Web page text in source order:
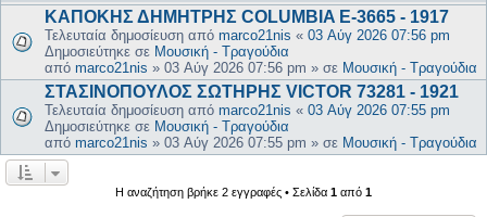
ΚΑΠΟΚΗΣ ΔΗΜΗΤΡΗΣ COLUMBIA E-3665 - 1917
Τελευταία δημοσίευση από marco21nis « 03 Αύγ 2026 07:56 pm
Δημοσιεύτηκε σε Μουσική - Τραγούδια
από marco21nis » 03 Αύγ 2026 07:56 pm » σε Μουσική - Τραγούδια
ΣΤΑΣΙΝΟΠΟΥΛΟΣ ΣΩΤΗΡΗΣ VICTOR 73281 - 1921
Τελευταία δημοσίευση από marco21nis « 03 Αύγ 2026 07:55 pm
Δημοσιεύτηκε σε Μουσική - Τραγούδια
από marco21nis » 03 Αύγ 2026 07:55 pm » σε Μουσική - Τραγούδια
Η αναζήτηση βρήκε 2 εγγραφές • Σελίδα 1 από 1